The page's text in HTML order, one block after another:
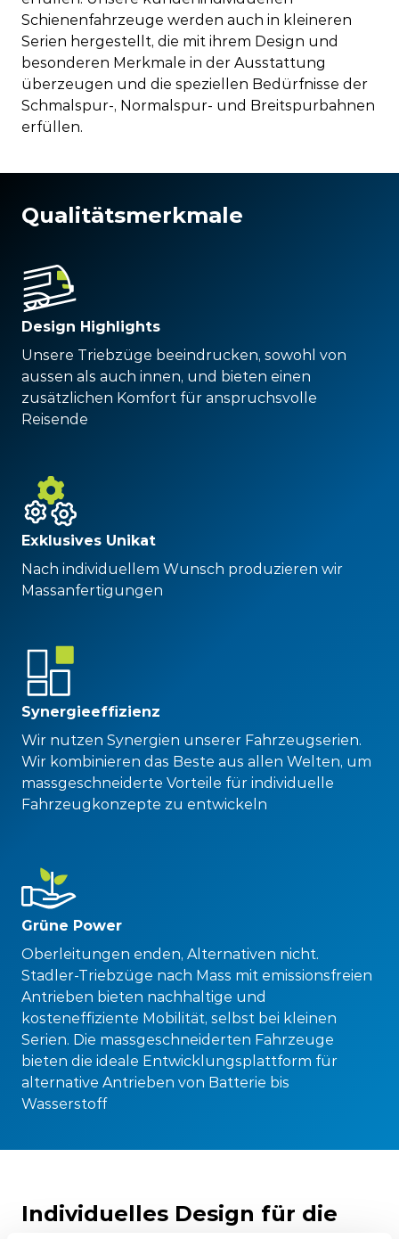
Schienenfahrzeuge werden auch in kleineren
Serien hergestellt, die mit ihrem Design und
besonderen Merkmale in der Ausstattung
überzeugen und die speziellen Bedürfnisse der
Schmalspur-, Normalspur- und Breitspurbahnen
erfüllen.
Qualitätsmerkmale
Design Highlights
Unsere Triebzüge beeindrucken, sowohl von
aussen als auch innen, und bieten einen
zusätzlichen Komfort für anspruchsvolle
Reisende
Exklusives Unikat
Nach individuellem Wunsch produzieren wir
Massanfertigungen
Synergieeffizienz
Wir nutzen Synergien unserer Fahrzeugserien.
Wir kombinieren das Beste aus allen Welten, um
massgeschneiderte Vorteile für individuelle
Fahrzeugkonzepte zu entwickeln
Grüne Power
Oberleitungen enden, Alternativen nicht.
Stadler-Triebzüge nach Mass mit emissionsfreien
Antrieben bieten nachhaltige und
kosteneffiziente Mobilität, selbst bei kleinen
Serien. Die massgeschneiderten Fahrzeuge
bieten die ideale Entwicklungsplattform für
alternative Antrieben von Batterie bis
Wasserstoff
Individuelles Design für die